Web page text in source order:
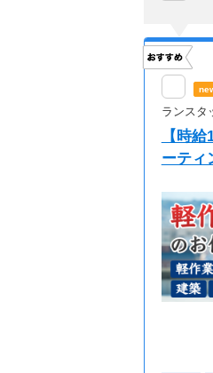
ランスタ
【時
ーティ